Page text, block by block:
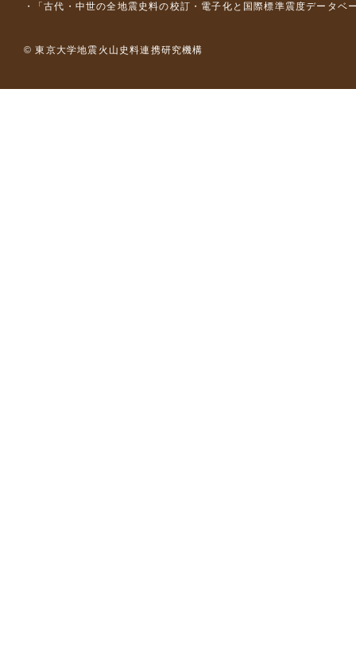
「古代・中世の全地震史料の校訂・電子化と国際標準震度データ
© 東京大学地震火山史料連携研究機構